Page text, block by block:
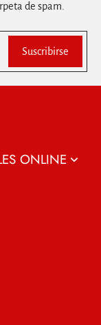
de spam.
Suscribirse
ONLINE